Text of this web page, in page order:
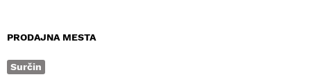
PRODAJNA MESTA
Surčin